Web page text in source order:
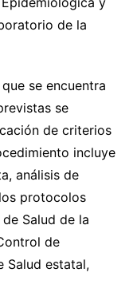
de la
se encuentra
se
de criterios
incluye
análisis de
protocolos
Salud de la
de
Salud estatal,